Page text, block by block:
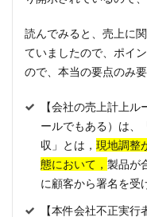
読んでみると、売上に
ていましたので、ポイ
ので、本当の要点のみ
【会社の売上計上
ールでもある）は、
収」とは， 現地調整
態において， 製品が
に顧客から署名を受
【本件会社不正実行